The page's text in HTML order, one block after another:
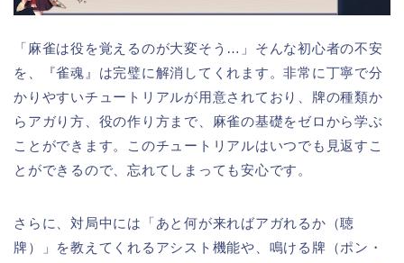
「麻雀は役を覚えるのが大変そう…」そんな初心者の不安
を、『雀魂』は完璧に解消してくれます。非常に丁寧で分
かりやすいチュートリアルが用意されており、牌の種類か
らアガり方、役の作り方まで、麻雀の基礎をゼロから学ぶ
ことができます。このチュートリアルはいつでも見返すこ
とができるので、忘れてしまっても安心です。
さらに、対局中には「あと何が来ればアガれるか（聴
牌）」を教えてくれるアシスト機能や、鳴ける牌（ポン・